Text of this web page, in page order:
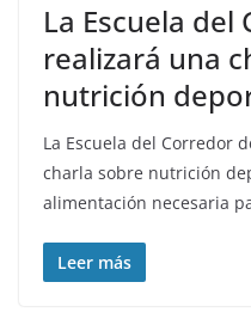
La Escuela
realizará una
nutrición
La Escuela del Corredor
charla sobre nutrición
alimentación necesaria
Leer más